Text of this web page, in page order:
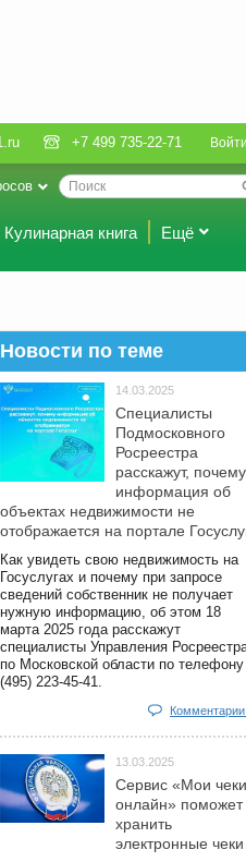
Войти
+7 499 735-22-71
Кулинарная книга Ещё
Новости по теме
14.03.2025
Специалисты
Подмосковного
Росреестра
расскажут, почему
информация об
объектах недвижимости не
отображается на портале
Как увидеть свою недвижимость на
Госуслугах и почему при запросе
сведений собственник не получает
нужную информацию, об этом 18
марта 2025 года расскажут
специалисты Управления
по Московской области по
(495) 223-45-41.
13.03.2025
Сервис «Мои чеки
онлайн» поможет
хранить
электронные чеки